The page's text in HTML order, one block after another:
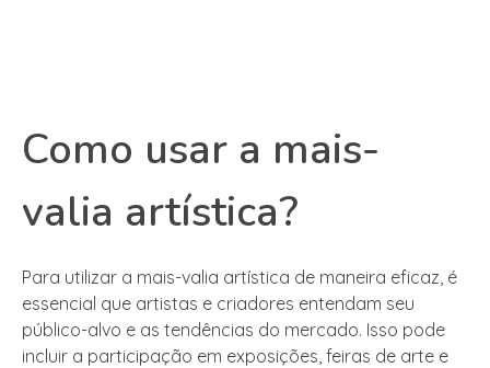
Como usar a mais-
valia artística?
Para utilizar a mais-valia artística de maneira eficaz, é
essencial que artistas e criadores entendam seu
público-alvo e as tendências do mercado. Isso pode
incluir a participação em exposições, feiras de arte e